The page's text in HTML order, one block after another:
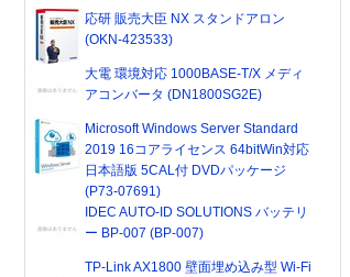
応研 販売大臣 NX スタンドアロン
(OKN-423533)
大電 環境対応 1000BASE-T/X メディ
アコンバータ (DN1800SG2E)
Microsoft Windows Server Standard
2019 16コアライセンス 64bitWin対応
日本語版 5CAL付 DVDパッケージ
(P73-07691)
IDEC AUTO-ID SOLUTIONS バッテリ
ー BP-007 (BP-007)
TP-Link AX1800 壁面埋め込み型 Wi-Fi